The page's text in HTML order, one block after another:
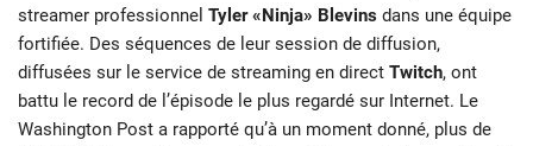
streamer professionnel Tyler «Ninja» Blevins dans une équipe
fortifiée. Des séquences de leur session de diffusion,
diffusées sur le service de streaming en direct Twitch, ont
battu le record de l’épisode le plus regardé sur Internet. Le
Washington Post a rapporté qu’à un moment donné, plus de